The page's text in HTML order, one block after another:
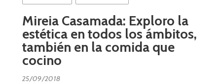
Mireia Casamada: Exploro la
estética en todos los ámbitos,
también en la comida que
cocino
25/09/2018